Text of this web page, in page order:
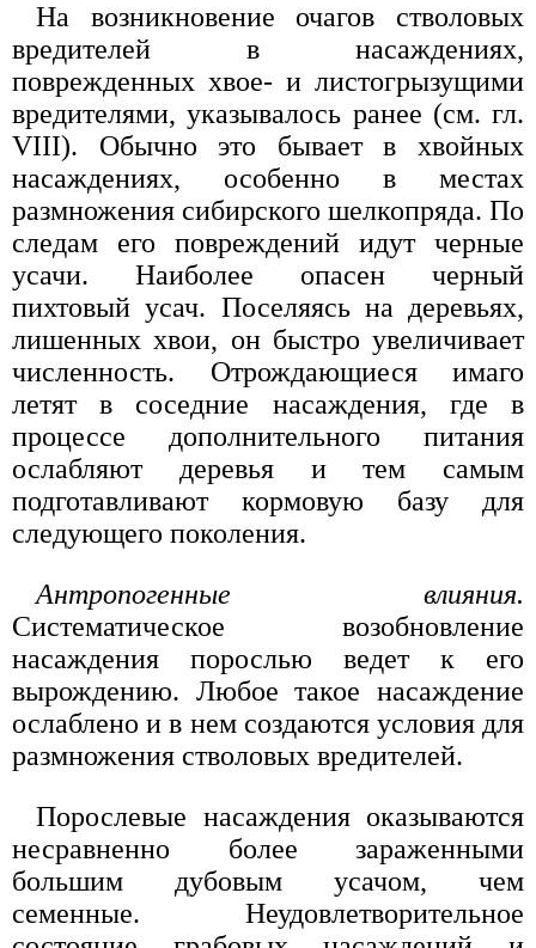
На возникновение очагов стволовых
вредителей в насаждениях,
поврежденных хвое- и листогрызущими
вредителями, указывалось ранее (см. гл.
VIII). Обычно это бывает в хвойных
насаждениях, особенно в местах
размножения сибирского шелкопряда. По
следам его повреждений идут черные
усачи. Наиболее опасен черный
пихтовый усач. Поселяясь на деревьях,
лишенных хвои, он быстро увеличивает
численность. Отрождающиеся имаго
летят в соседние насаждения, где в
процессе дополнительного питания
ослабляют деревья и тем самым
подготавливают кормовую базу для
следующего поколения.
Антропогенные влияния.
Систематическое возобновление
насаждения порослью ведет к его
вырождению. Любое такое насаждение
ослаблено и в нем создаются условия для
размножения стволовых вредителей.
Порослевые насаждения оказываются
несравненно более зараженными
большим дубовым усачом, чем
семенные. Неудовлетворительное